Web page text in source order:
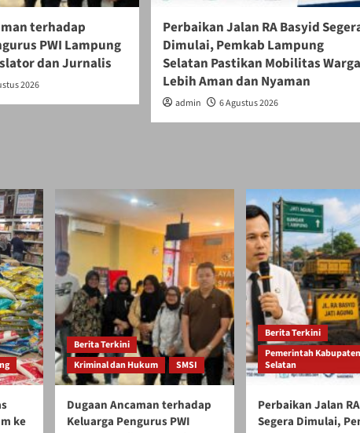
terhadap
PWI Lampung
dan Jurnalis
2026
Perbaikan Jalan RA Basyid
Dimulai, Pemkab Lampung
Selatan Pastikan Mobilitas Warga
Lebih Aman dan Nyaman
admin 6 Agustus 2026
ke
Berita Terkini
Kriminal dan Hukum
SMSI
Dugaan Ancaman terhadap
Keluarga Pengurus PWI
Berita Terkini
Pemerintah
Selatan
Perbaikan Jalan
Segera Dimulai,